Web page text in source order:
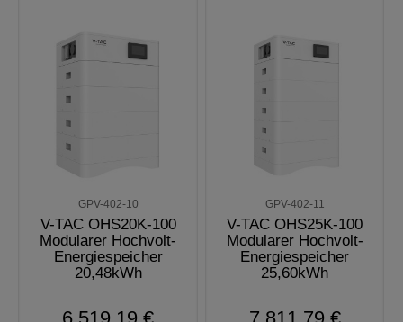
GPV-402-10
V-TAC OHS20K-100
Modularer Hochvolt-
Energiespeicher
20,48kWh
GPV-402-11
V-TAC OHS25K-100
Modularer Hochvolt-
Energiespeicher
25,60kWh